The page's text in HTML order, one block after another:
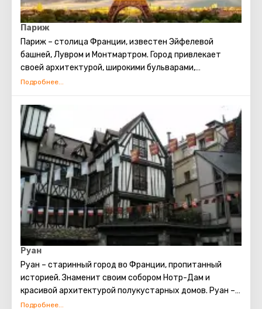
Париж
Париж – столица Франции, известен Эйфелевой
башней, Лувром и Монтмартром. Город привлекает
своей архитектурой, широкими бульварами,
магазинами на Шанз-Элизе. Кулинарные удовольствия
туристическим направлением.
Руан
Руан – старинный город во Франции, пропитанный
историей. Знаменит своим собором Нотр-Дам и
красивой архитектурой полукустарных домов. Руан –
культурный центр, где переплетаются старинное и